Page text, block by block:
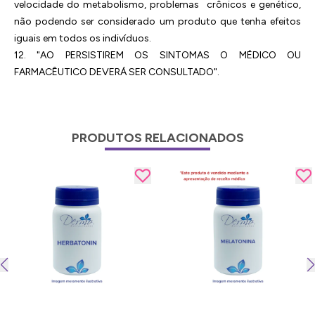
velocidade do metabolismo, problemas crônicos e genético,
não podendo ser considerado um produto que tenha efeitos
iguais em todos os indivíduos.
12. "AO PERSISTIREM OS SINTOMAS O MÉDICO OU
FARMACÊUTICO DEVERÁ SER CONSULTADO".
PRODUTOS RELACIONADOS